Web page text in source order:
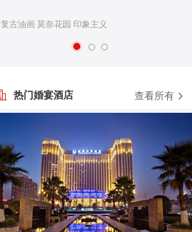
复古油画 莫奈花园 印象主义
热门婚宴酒店 查看所有